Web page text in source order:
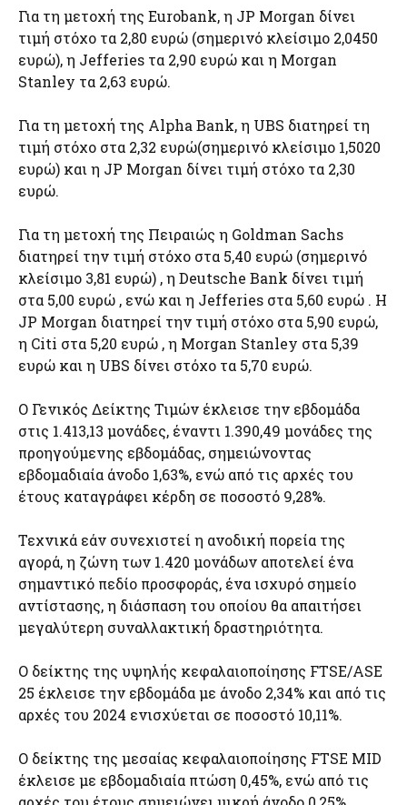
Για τη μετοχή της Eurobank, η JP Morgan δίνει
τιμή στόχο τα 2,80 ευρώ (σημερινό κλείσιμο 2,0450
ευρώ), η Jefferies τα 2,90 ευρώ και η Morgan
Stanley τα 2,63 ευρώ.
Για τη μετοχή της Alpha Bank, η UBS διατηρεί τη
τιμή στόχο στα 2,32 ευρώ(σημερινό κλείσιμο 1,5020
ευρώ) και η JP Morgan δίνει τιμή στόχο τα 2,30
ευρώ.
Για τη μετοχή της Πειραιώς η Goldman Sachs
διατηρεί την τιμή στόχο στα 5,40 ευρώ (σημερινό
κλείσιμο 3,81 ευρώ) , η Deutsche Bank δίνει τιμή
στα 5,00 ευρώ , ενώ και η Jefferies στα 5,60 ευρώ . H
JP Morgan διατηρεί την τιμή στόχο στα 5,90 ευρώ,
η Citi στα 5,20 ευρώ , η Morgan Stanley στα 5,39
ευρώ και η UBS δίνει στόχο τα 5,70 ευρώ.
O Γενικός Δείκτης Τιμών έκλεισε την εβδομάδα
στις 1.413,13 μονάδες, έναντι 1.390,49 μονάδες της
προηγούμενης εβδομάδας, σημειώνοντας
εβδομαδιαία άνοδο 1,63%, ενώ από τις αρχές του
έτους καταγράφει κέρδη σε ποσοστό 9,28%.
Τεχνικά εάν συνεχιστεί η ανοδική πορεία της
αγορά, η ζώνη των 1.420 μονάδων αποτελεί ένα
σημαντικό πεδίο προσφοράς, ένα ισχυρό σημείο
αντίστασης, η διάσπαση του οποίου θα απαιτήσει
μεγαλύτερη συναλλακτική δραστηριότητα.
Ο δείκτης της υψηλής κεφαλαιοποίησης FTSE/ASE
25 έκλεισε την εβδομάδα με άνοδο 2,34% και από τις
αρχές του 2024 ενισχύεται σε ποσοστό 10,11%.
Ο δείκτης της μεσαίας κεφαλαιοποίησης FTSE MID
έκλεισε με εβδομαδιαία πτώση 0,45%, ενώ από τις